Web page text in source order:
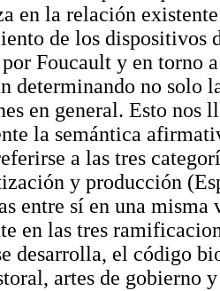
en la relación
de los dispositivos
Foucault y en torno
determinando no solo
en general. Esto nos
la semántica
a las tres
y producción
entre sí en una
en las tres
desarrolla, el código
artes de gobierno